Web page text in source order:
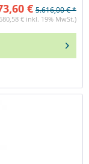
€ 5.616,00 € *
€ inkl. 19% MwSt.)